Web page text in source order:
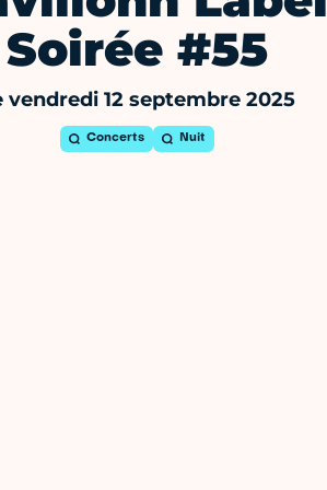
Soirée #55
vendredi 12 septembre 2025
Concerts Nuit